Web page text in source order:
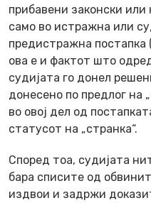
прибавени законски
само во истражна или
предистражна
ова е и фактот што
судијата го донел
донесено по предлог на
во овој дел од
статусот на „странка“.
Според тоа, судијата
бара списите од
издвои и задржи